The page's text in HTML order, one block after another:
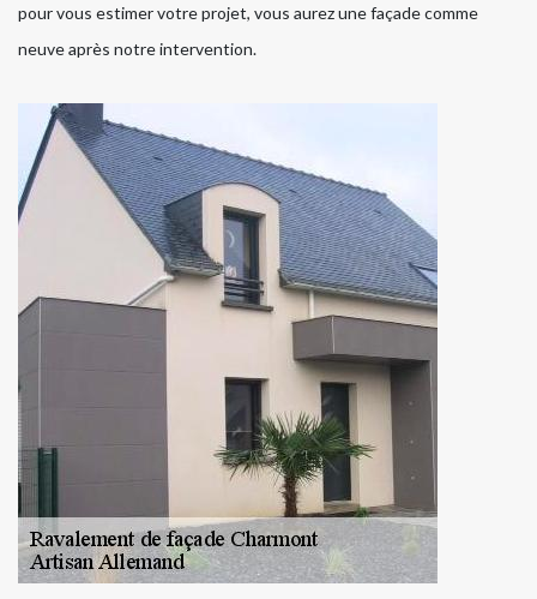
pour vous estimer votre projet, vous aurez une façade comme
neuve après notre intervention.